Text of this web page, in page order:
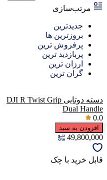
مرتب‌سازی
جدیدترین
بروزترین ها
پرفروش ترین
پربازدید ترین
ارزان ترین
گران ترین
دسته دوتایی DJI R Twist Grip
Dual Handle
0.0
افزودن به سبد
49,800,000
قابل خرید با چک